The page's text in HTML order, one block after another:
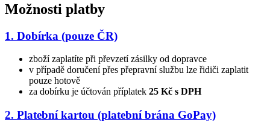
Možnosti platby
1. Dobírka (pouze ČR)
zboží zaplatíte při převzetí zásilky od dopravce
v případě doručení přes přepravní službu lze řidiči zaplatit
pouze hotově
za dobírku je účtován příplatek 25 Kč s DPH
2. Platební kartou (platební brána GoPay)